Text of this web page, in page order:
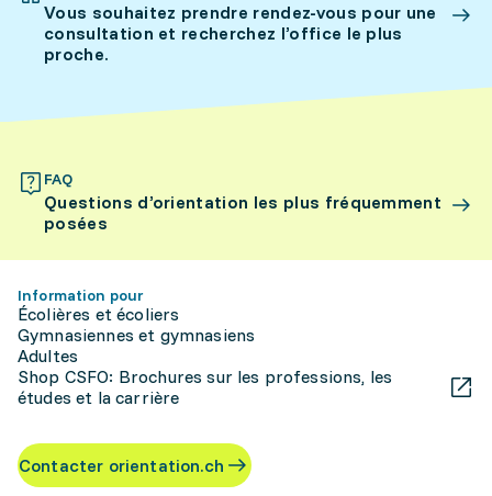
Vous souhaitez prendre rendez-vous pour une
consultation et recherchez l’office le plus
proche.
FAQ
Questions d’orientation les plus fréquemment
posées
Information pour
Écolières et écoliers
Gymnasiennes et gymnasiens
Adultes
Shop CSFO: Brochures sur les professions, les
études et la carrière
Contacter orientation.ch